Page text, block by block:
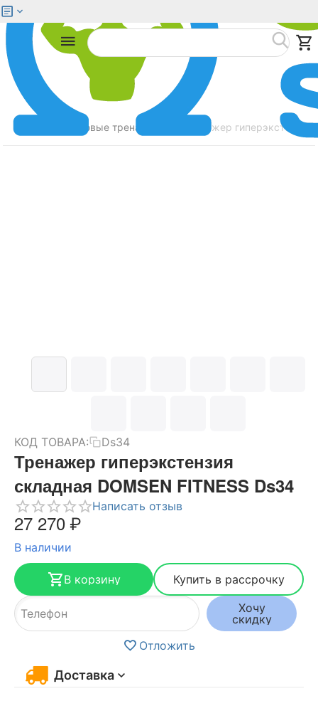
Силовые тренажеры Тренажер
КОД ТОВАРА: Ds34
Тренажер гиперэкстензия
складная DOMSEN FITNESS Ds34
Написать отзыв
27 270₽
В наличии
В корзину
Купить в рассрочку
Хочу
скидку
Отложить
Доставка
Меню Найти